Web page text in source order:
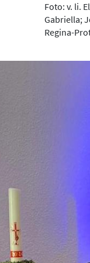
Foto: v. li.
Gabriella;
Regina-